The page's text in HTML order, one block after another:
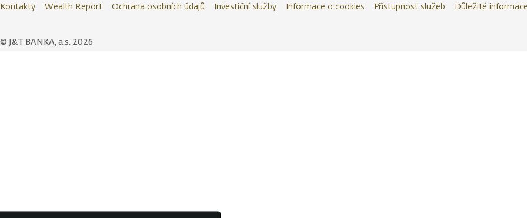
© J&T BANKA, a.s. 2026
Kontakty Wealth Report Ochrana osobních údajů Investiční služby Informace o cookies Přístupnost služeb Důležité informace